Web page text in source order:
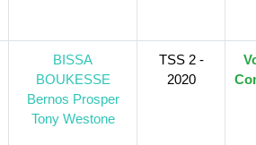
BISSA
BOUKESSE
Bernos Prosper
Tony Westone
TSS 2 -
2020